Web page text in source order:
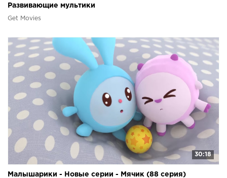
Развивающие мультики
Get Movies
30:18
Малышарики - Новые серии - Мячик (88 серия)